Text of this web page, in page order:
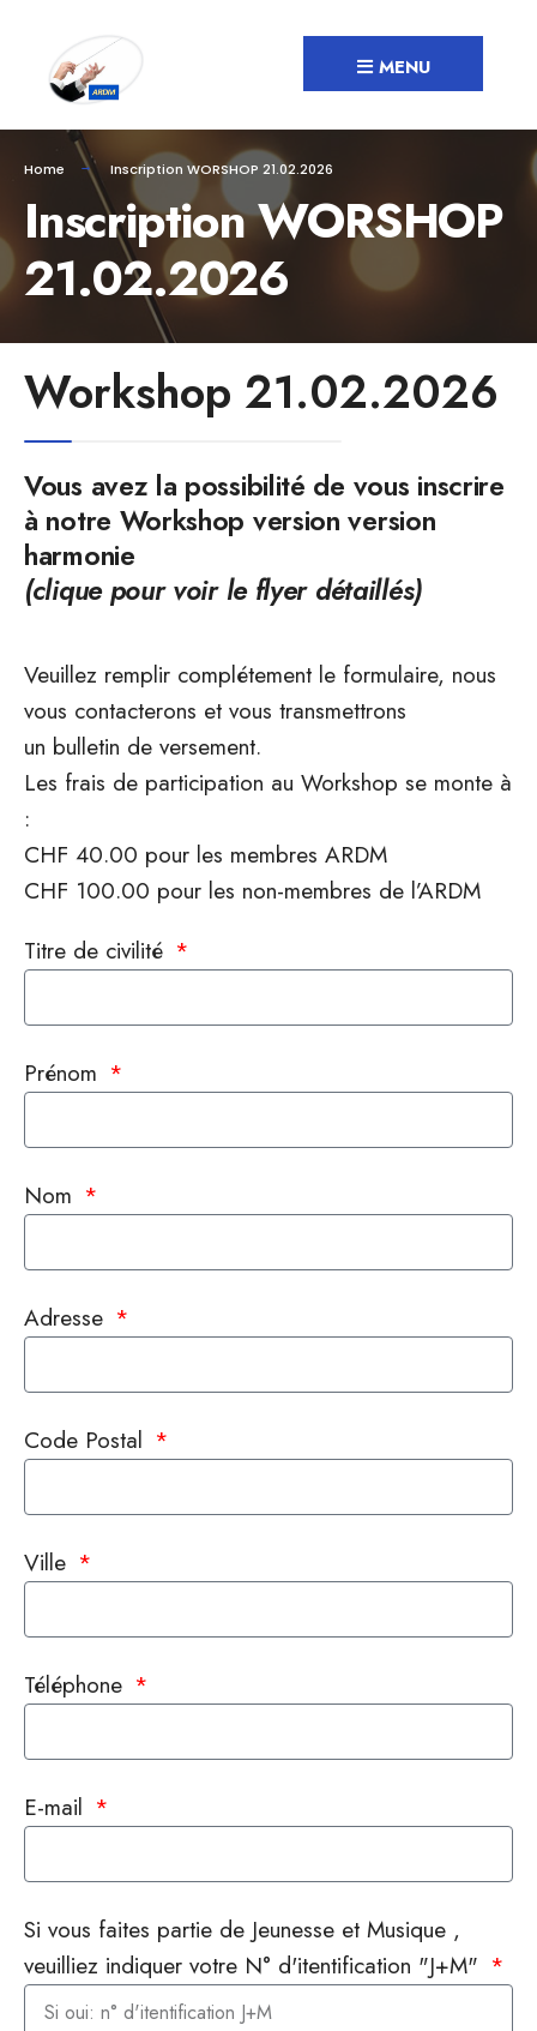
MENU
Home Inscription WORSHOP 21.02.2026
Inscription WORSHOP
21.02.2026
Workshop 21.02.2026
Vous avez la possibilité de vous inscrire
à notre Workshop version version
harmonie
(clique pour voir le flyer détaillés)
Veuillez remplir complétement le formulaire, nous
vous contacterons et vous transmettrons
un bulletin de versement.
Les frais de participation au Workshop se monte à
:
CHF 40.00 pour les membres ARDM
CHF 100.00 pour les non-membres de l’ARDM
Titre de civilité
Prénom
Nom
Adresse
Code Postal
Ville
Téléphone
E-mail
Si vous faites partie de Jeunesse et Musique ,
veuilliez indiquer votre N° d'itentification "J+M"